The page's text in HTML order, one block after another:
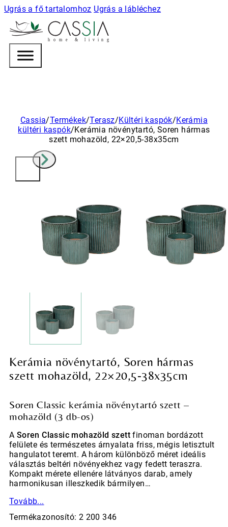
Ugrás a fő tartalomhoz Ugrás a lábléchez
h o m e & l i v i n g
Cassia/Termékek/Terasz/Kültéri kaspók/Kerámia
kültéri kaspók/Kerámia növénytartó, Soren hármas
szett mohazöld, 22×20,5-38x35cm
Kerámia növénytartó, Soren hármas
szett mohazöld, 22×20,5-38x35cm
Soren Classic kerámia növénytartó szett –
mohazöld (3 db-os)
A Soren Classic mohazöld szett finoman bordázott
felülete és természetes árnyalata friss, mégis letisztult
hangulatot teremt. A három különböző méret ideális
választás beltéri növényekhez vagy fedett teraszra.
Kompakt mérete ellenére látványos darab, amely
harmonikusan illeszkedik bármilyen…
Tovább...
Termékazonosító: 2 200 346